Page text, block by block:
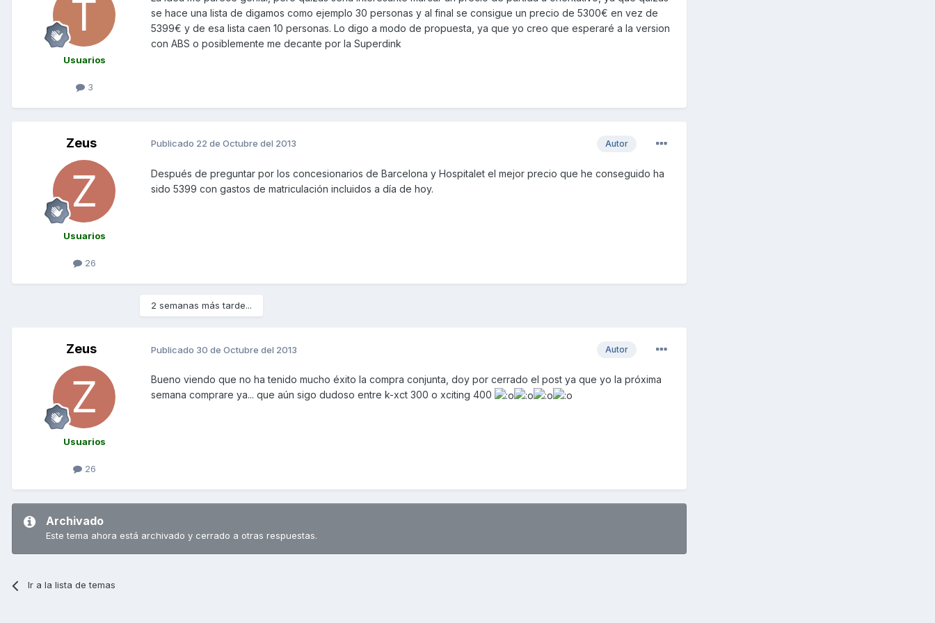
Usuarios
3
se hace una lista de digamos como ejemplo 30 personas y al final se consigue un precio de 5300€ en vez de
5399€ y de esa lista caen 10 personas. Lo digo a modo de propuesta, ya que yo creo que esperaré a la version
con ABS o posiblemente me decante por la Superdink
Zeus
Usuarios
26
Autor
Publicado 22 de Octubre del 2013
Después de preguntar por los concesionarios de Barcelona y Hospitalet el mejor precio que he conseguido ha
sido 5399 con gastos de matriculación incluidos a día de hoy.
2 semanas más tarde...
Zeus
Usuarios
26
Autor
Publicado 30 de Octubre del 2013
Bueno viendo que no ha tenido mucho éxito la compra conjunta, doy por cerrado el post ya que yo la próxima
semana comprare ya... que aún sigo dudoso entre k-xct 300 o xciting 400
Archivado
Este tema ahora está archivado y cerrado a otras respuestas.
Ir a la lista de temas